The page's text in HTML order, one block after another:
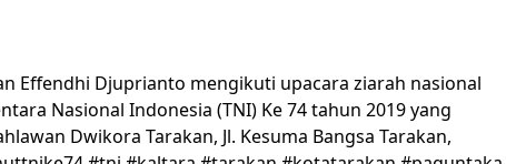
Effendhi Djuprianto mengikuti upacara ziarah nasional
Nasional Indonesia (TNI) Ke 74 tahun 2019 yang
Dwikora Tarakan, Jl. Kesuma Bangsa Tarakan,